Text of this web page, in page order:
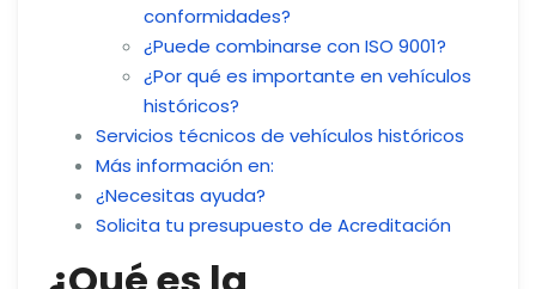
conformidades?
¿Puede combinarse con ISO 9001?
¿Por qué es importante en vehículos
históricos?
Servicios técnicos de vehículos históricos
Más información en:
¿Necesitas ayuda?
Solicita tu presupuesto de Acreditación